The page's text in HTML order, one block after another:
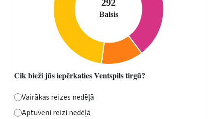
Cik bieži jūs iepērkaties Ventspils tirgū?
Vairākas reizes nedēļā
Aptuveni reizi nedēļā